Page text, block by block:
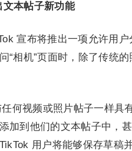
本帖子新功能
宣布将推出一项允许用
“相机”页面时，除了传统
何视频或照片帖子一样具
加到他们的文本帖子中，
用户将能够保存草稿